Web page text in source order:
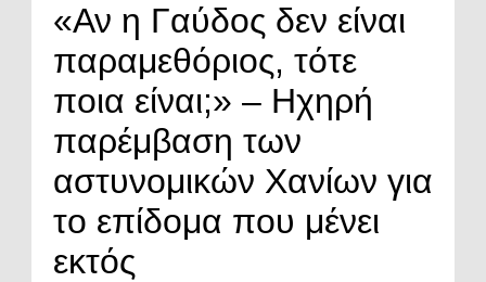
«Αν η Γαύδος δεν είναι
παραμεθόριος, τότε
ποια είναι;» – Ηχηρή
παρέμβαση των
αστυνομικών Χανίων για
το επίδομα που μένει
εκτός